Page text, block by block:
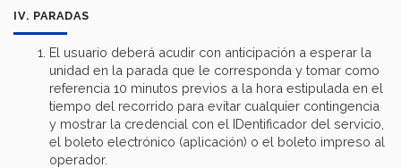
IV. PARADAS
El usuario deberá acudir con anticipación a esperar la
unidad en la parada que le corresponda y tomar como
referencia 10 minutos previos a la hora estipulada en el
tiempo del recorrido para evitar cualquier contingencia
y mostrar la credencial con el IDentificador del servicio,
el boleto electrónico (aplicación) o el boleto impreso al
operador.